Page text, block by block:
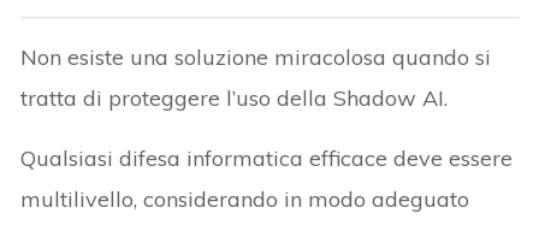
Non esiste una soluzione miracolosa quando si
tratta di proteggere l’uso della Shadow AI.
Qualsiasi difesa informatica efficace deve essere
multilivello, considerando in modo adeguato